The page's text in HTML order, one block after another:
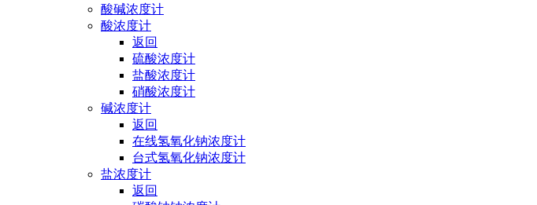
酸碱浓度计
酸浓度计
返回
硫酸浓度计
盐酸浓度计
硝酸浓度计
碱浓度计
返回
在线氢氧化钠浓度计
台式氢氧化钠浓度计
盐浓度计
返回